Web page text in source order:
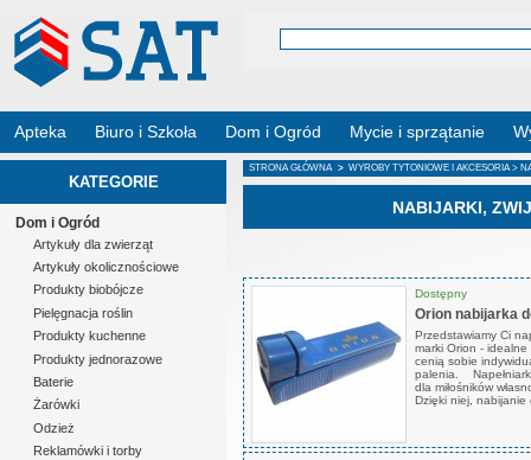
Apteka Biuro i Szkoła Dom i Ogród Mycie i sprzątanie
KATEGORIE
Dom i Ogród
Artykuły dla zwierząt
Artykuły okolicznościowe
Produkty biobójcze
Pielęgnacja roślin
Produkty kuchenne
Produkty jednorazowe
Baterie
Żarówki
Odzież
Reklamówki i torby
STRONA GŁÓWNA > WYROBY TYTONIOWE I AKCESORIA >
NABIJARKI,
Dostępny
Orion nabijarka
Przedstawiamy Ci
marki Orion -
cenią sobie
palenia.
dla miłośników
Dzięki niej, nabijanie